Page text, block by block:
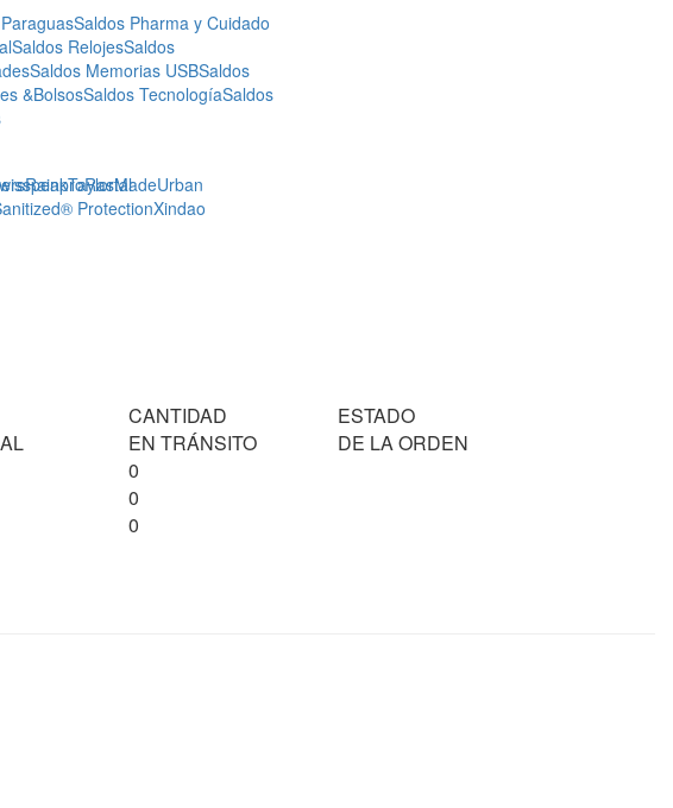
Saldos Pharma y Cuidado
Saldos RelojesSaldos
Saldos Memorias USBSaldos
&BolsosSaldos TecnologíaSaldos
RainproRastal
TaylorMadeUrban
ProtectionXindao
CANTIDAD
EN TRÁNSITO
ESTADO
DE LA ORDEN
0
0
0